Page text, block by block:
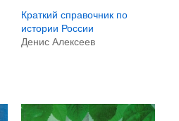
Краткий справочник по
истории России
Денис Алексеев